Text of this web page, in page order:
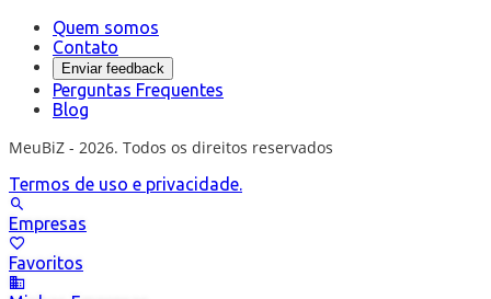
Quem somos
Contato
Enviar feedback
Perguntas Frequentes
Blog
MeuBiZ - 2026. Todos os direitos reservados
Termos de uso e privacidade.
Empresas
Favoritos